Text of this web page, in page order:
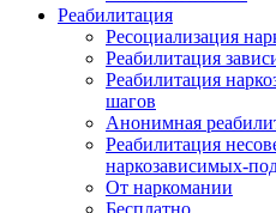
Реабилитация
Ресоциализация
Реабилитация
Реабилитация
шагов
Анонимная
Реабилитация
наркозависимых-
От наркомании
Бесплатно